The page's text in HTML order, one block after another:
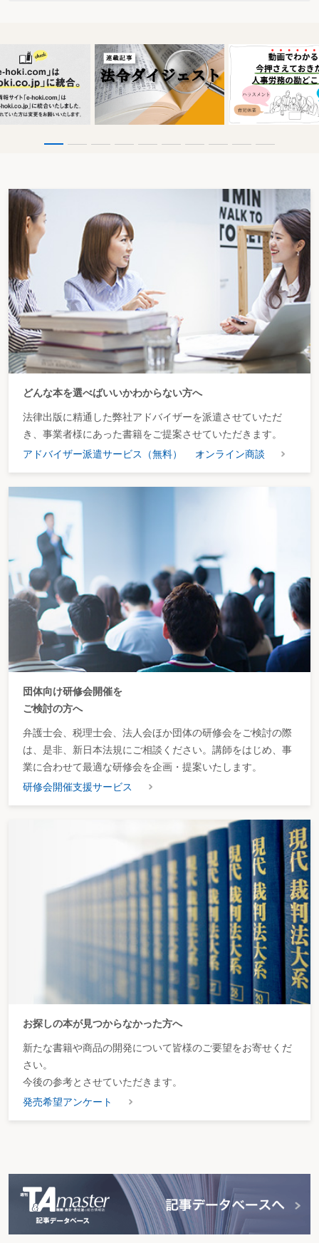
どんな本を選べばいいかわからない方へ
法律出版に精通した弊社アドバイザーを派遣させていただ
き、事業者様にあった書籍をご提案させていただきます。
アドバイザー派遣サービス（無料）
オンライン商談
団体向け研修会開催を
ご検討の方へ
弁護士会、税理士会、法人会ほか団体の研修会をご検討の際
は、是非、新日本法規にご相談ください。講師をはじめ、事
業に合わせて最適な研修会を企画・提案いたします。
研修会開催支援サービス
お探しの本が見つからなかった方へ
新たな書籍や商品の開発について皆様のご要望をお寄せくだ
さい。
今後の参考とさせていただきます。
発売希望アンケート